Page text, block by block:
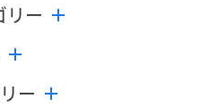
リー
ー